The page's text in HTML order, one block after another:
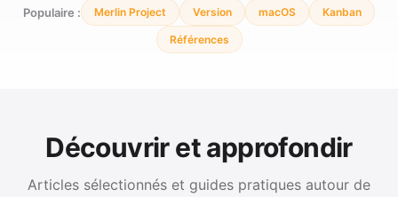
Populaire : Merlin Project Version macOS Kanban
Références
Découvrir et approfondir
Articles sélectionnés et guides pratiques autour de